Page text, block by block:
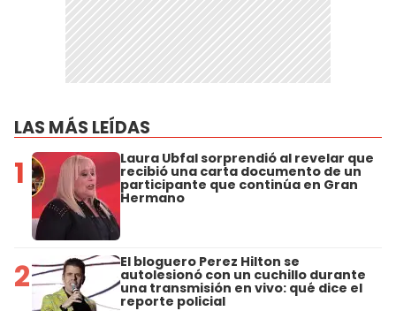
LAS MÁS LEÍDAS
1 Laura Ubfal sorprendió al revelar que
recibió una carta documento de un
participante que continúa en Gran
Hermano
2 El bloguero Perez Hilton se
autolesionó con un cuchillo durante
una transmisión en vivo: qué dice el
reporte policial